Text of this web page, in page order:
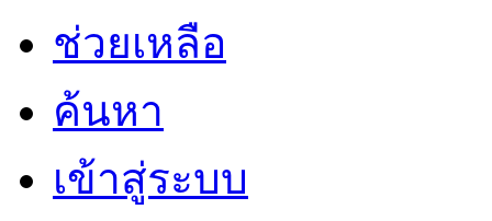
ช่วยเหลือ
ค้นหา
เข้าสู่ระบบ